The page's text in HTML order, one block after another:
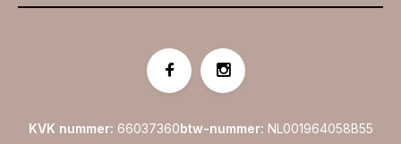
KVK nummer: 66037360btw-nummer: NL001964058B55